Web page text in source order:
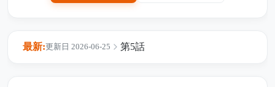
から、錆びたドラム缶と人骨が発見される。 見つかったの
び上がっていく。 竹林に埋められていたのは、遺体だけで
最新: 第5話
更新日 2026-06-25